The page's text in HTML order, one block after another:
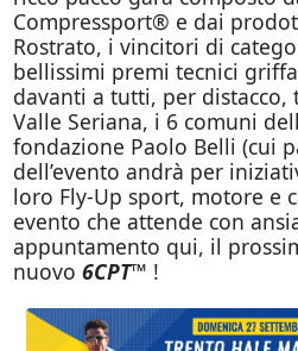
Compressport® e dai
Rostrato, i vincitori di
bellissimi premi tecnici
davanti a tutti, per
Valle Seriana, i 6 comuni
fondazione Paolo Belli (cui
dell’evento andrà per
loro Fly-Up sport, motore e
evento che attende con
appuntamento qui, il
nuovo 6CPT™ !